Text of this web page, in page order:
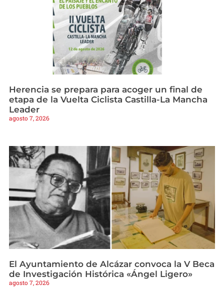
Herencia se prepara para acoger un final de
etapa de la Vuelta Ciclista Castilla-La Mancha
Leader
agosto 7, 2026
El Ayuntamiento de Alcázar convoca la V Beca
de Investigación Histórica «Ángel Ligero»
agosto 7, 2026